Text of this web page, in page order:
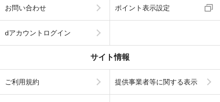
お問い合わせ ポイント表示設定
dアカウントログイン
サイト情報
ご利用規約 提供事業者等に関する表示